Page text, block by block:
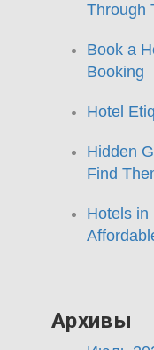
Through
Book a
Booking
Hotel
Hidden
Find
Hotels in
Архивы